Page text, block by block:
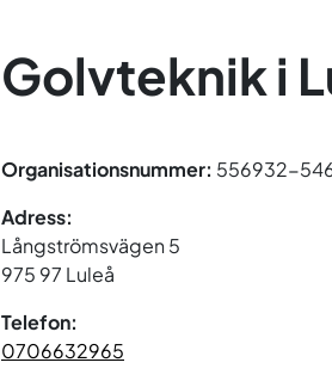
Golvteknik i
Organisationsnummer: 556932-
Adress:
Långströmsvägen 5
975 97 Luleå
Telefon:
0706632965